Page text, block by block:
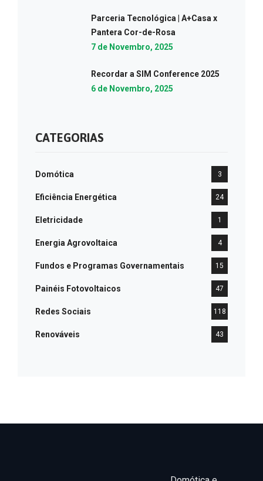
Parceria Tecnológica | A+Casa x
Pantera Cor-de-Rosa
7 de Novembro, 2025
Recordar a SIM Conference 2025
6 de Novembro, 2025
CATEGORIAS
Domótica 3
Eficiência Energética 24
Eletricidade 1
Energia Agrovoltaica 4
Fundos e Programas Governamentais 15
Painéis Fotovoltaicos 47
Redes Sociais 118
Renováveis 43